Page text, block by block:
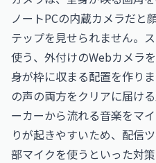
ノートPCの内蔵カメラだと
テップを見せられません。
使う、外付けのWebカメラ
身が枠に収まる配置を作り
の声の両方をクリアに届け
ーカーから流れる音楽をマ
りが起きやすいため、配信
部マイクを使うといった対策